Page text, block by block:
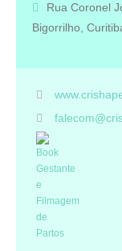
Rua Coronel
Bigorrilho,